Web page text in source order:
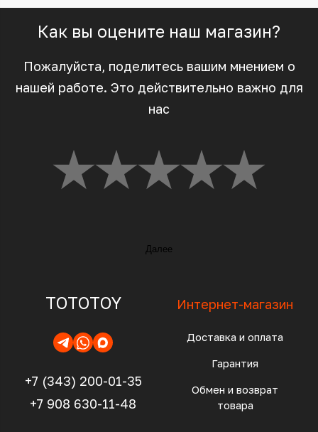
Как вы оцените наш магазин?
Пожалуйста, поделитесь вашим мнением о
нашей работе. Это действительно важно для
нас
Далее
TOTOTOY
+7 (343) 200-01-35
+7 908 630-11-48
Интернет-магазин
Доставка и оплата
Гарантия
Обмен и возврат
товара